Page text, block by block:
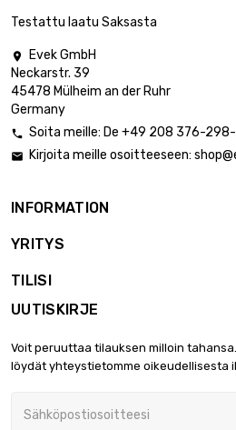
Testattu laatu Saksasta

Evek GmbH
Neckarstr. 39
45478 Mülheim an der Ruhr
Germany
 Soita meille: De +49 208 376-
 Kirjoita meille osoitteeseen:
INFORMATION
YRITYS
TILISI
UUTISKIRJE
Voit peruuttaa tilauksen milloin
löydät yhteystietomme oikeudellisesta